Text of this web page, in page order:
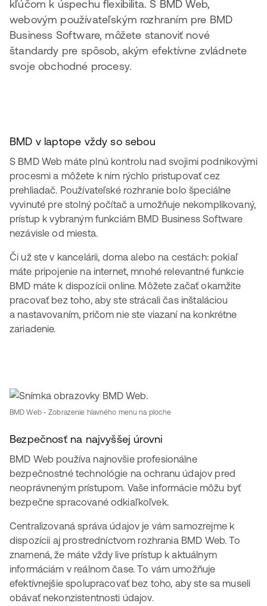
kľúčom k úspechu flexibilita. S BMD Web,
webovým používateľským rozhraním pre BMD
Business Software, môžete stanoviť nové
štandardy pre spôsob, akým efektívne zvládnete
svoje obchodné procesy.
BMD v laptope vždy so sebou
S BMD Web máte plnú kontrolu nad svojimi podnikovými
procesmi a môžete k nim rýchlo pristupovať cez
prehliadač. Používateľské rozhranie bolo špeciálne
vyvinuté pre stolný počítač a umožňuje nekomplikovaný,
prístup k vybraným funkciám BMD Business Software
nezávisle od miesta.
Či už ste v kancelárii, doma alebo na cestách: pokiaľ
máte pripojenie na internet, mnohé relevantné funkcie
BMD máte k dispozícii online. Môžete začať okamžite
pracovať bez toho, aby ste strácali čas inštaláciou
a nastavovaním, pričom nie ste viazaní na konkrétne
zariadenie.
BMD Web - Zobrazenie hlavného menu na ploche
Bezpečnosť na najvyššej úrovni
BMD Web používa najnovšie profesionálne
bezpečnostné technológie na ochranu údajov pred
neoprávneným prístupom. Vaše informácie môžu byť
bezpečne spracované odkiaľkoľvek.
Centralizovaná správa údajov je vám samozrejme k
dispozícii aj prostredníctvom rozhrania BMD Web. To
znamená, že máte vždy live prístup k aktuálnym
informáciám v reálnom čase. To vám umožňuje
efektívnejšie spolupracovať bez toho, aby ste sa museli
obávať nekonzistentnosti údajov.